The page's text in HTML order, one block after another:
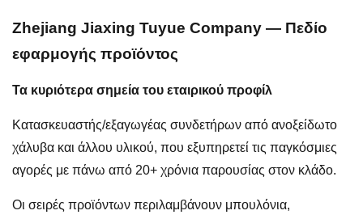
Zhejiang Jiaxing Tuyue Company — Πεδίο
εφαρμογής προϊόντος
Τα κυριότερα σημεία του εταιρικού προφίλ
Κατασκευαστής/εξαγωγέας συνδετήρων από ανοξείδωτο
χάλυβα και άλλου υλικού, που εξυπηρετεί τις παγκόσμιες
αγορές με πάνω από 20+ χρόνια παρουσίας στον κλάδο.
Οι σειρές προϊόντων περιλαμβάνουν μπουλόνια,